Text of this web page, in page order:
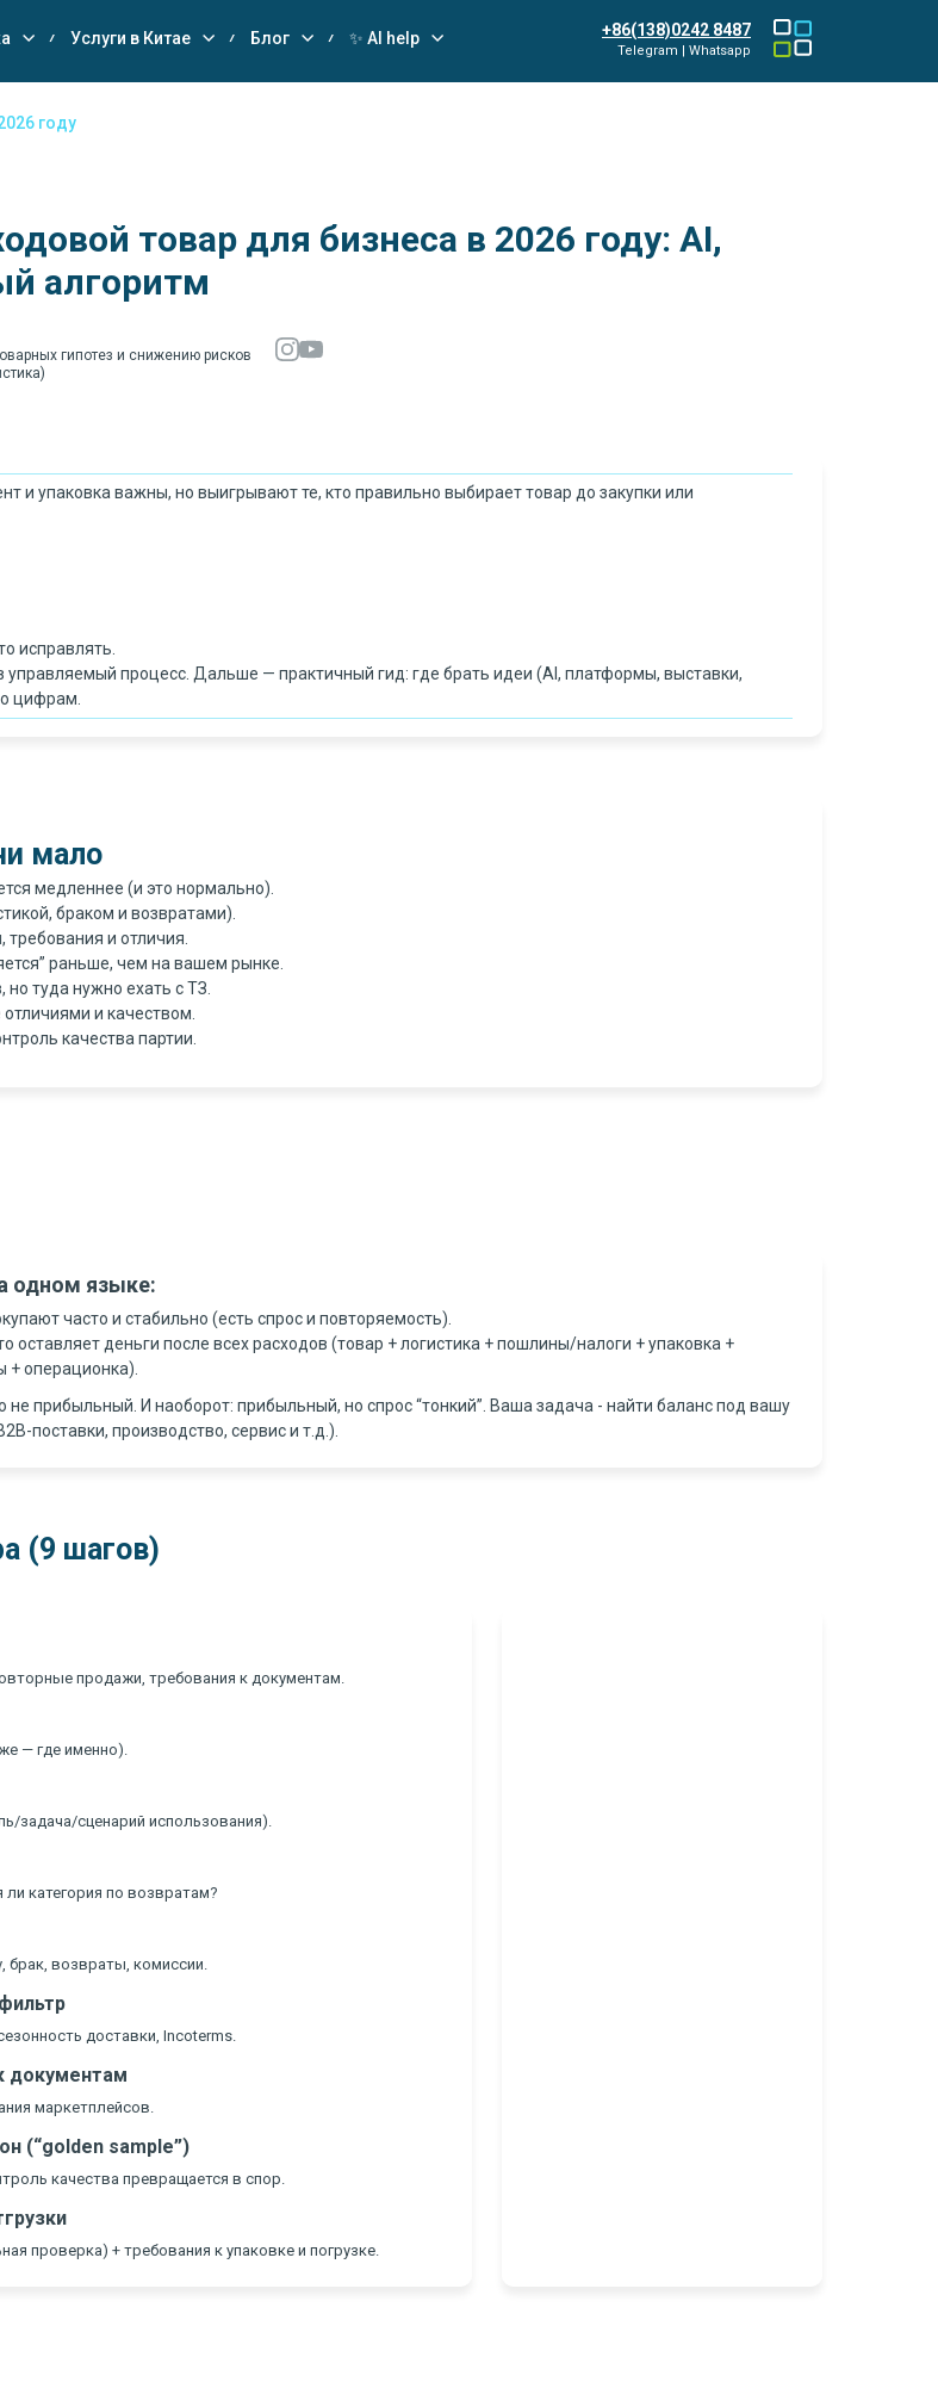
Услуги в Китае Блог ✨ AI help +86(138)0242 8487
Telegram | Whatsapp
году
товар для бизнеса в 2026 году: AI,
алгоритм
гипотез и снижению рисков
и упаковка важны, но выигрывают те, кто правильно выбирает товар до закупки или
исправлять.
процесс. Дальше — практичный гид: где брать идеи (AI, платформы, выставки,
цифрам.
мало
медленнее (и это нормально).
браком и возвратами).
и отличия.
раньше, чем на вашем рынке.
туда нужно ехать с ТЗ.
и качеством.
качества партии.
одном языке:
часто и стабильно (есть спрос и повторяемость).
оставляет деньги после всех расходов (товар + логистика + пошлины/налоги + упаковка +
+ операционка).
не прибыльный. И наоборот: прибыльный, но спрос “тонкий”. Ваша задача - найти баланс под вашу
поставки, производство, сервис и т.д.).
(9 шагов)
продажи, требования к документам.
— где именно).
задача/сценарий использования).
категория по возвратам?
брак, возвраты, комиссии.
доставки, Incoterms.
документам
маркетплейсов.
(“golden sample”)
качества превращается в спор.
проверка) + требования к упаковке и погрузке.